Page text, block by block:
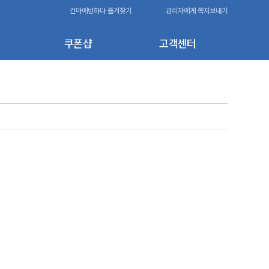
쿠폰샵 고객센터
건마에반하다 즐겨찾기 관리자에게 쪽지보내기